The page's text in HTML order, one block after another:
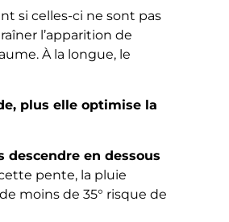
si celles-ci ne sont pas
l’apparition de
À la longue, le
plus elle optimise la
descendre en dessous
pente, la pluie
moins de 35° risque de